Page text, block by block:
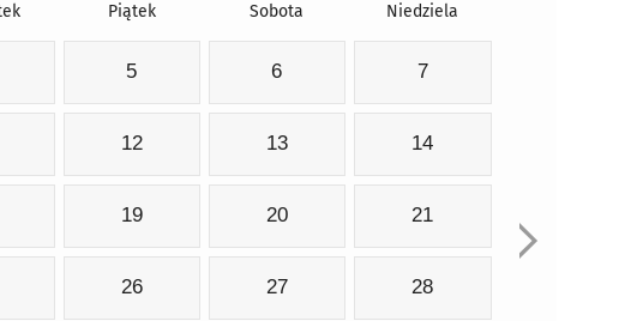
Piątek Sobota Niedziela
5 6 7
12 13 14
19 20 21
26 27 28